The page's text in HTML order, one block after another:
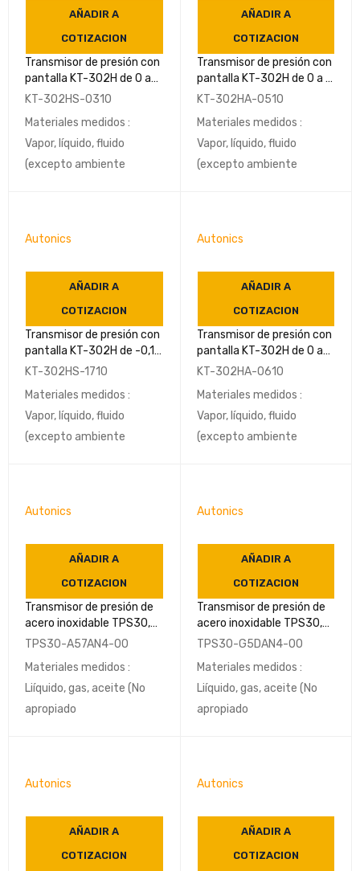
AÑADIR A
COTIZACION
Transmisor de presión con
pantalla KT-302H de 0 a
0,2 Mpa
AUTONICS
KT-302HS-0310
Materiales medidos :
Vapor, líquido, fluido
(excepto ambiente
AÑADIR A
COTIZACION
Transmisor de presión con
pantalla KT-302H de 0 a 2
MPa G3/8(PF,estándar)
KT-302HA-0510
Materiales medidos :
Vapor, líquido, fluido
(excepto ambiente
Autonics
AÑADIR A
COTIZACION
Transmisor de presión con
pantalla KT-302H de -0,1 a
2 Mpa G3/8(PF,estándar)
KT-302HS-1710
Materiales medidos :
Vapor, líquido, fluido
(excepto ambiente
Autonics
AÑADIR A
COTIZACION
Transmisor de presión con
pantalla KT-302H de 0 a
3,5Mpa G3/8(PF,estándar)
KT-302HA-0610
Materiales medidos :
Vapor, líquido, fluido
(excepto ambiente
Autonics
AÑADIR A
COTIZACION
Transmisor de presión de
acero inoxidable TPS30,
de 0 a 2 MPa Rosca NPT
AUTONICS
TPS30-A57AN4-00
Materiales medidos :
Liíquido, gas, aceite (No
apropiado
Autonics
AÑADIR A
COTIZACION
Transmisor de presión de
acero inoxidable TPS30,
de 0 a 50 Mpa Rosca NPT
AUTONICS
TPS30-G5DAN4-00
Materiales medidos :
Liíquido, gas, aceite (No
apropiado
Autonics
AÑADIR A
COTIZACION
Autonics
AÑADIR A
COTIZACION